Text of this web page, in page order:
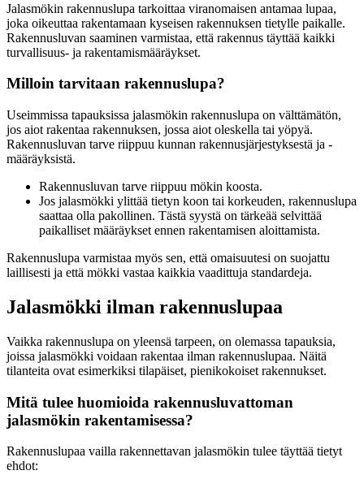
Jalasmökin rakennuslupa tarkoittaa viranomaisen antamaa lupaa,
joka oikeuttaa rakentamaan kyseisen rakennuksen tietylle paikalle.
Rakennusluvan saaminen varmistaa, että rakennus täyttää kaikki
turvallisuus- ja rakentamismääräykset.
Milloin tarvitaan rakennuslupa?
Useimmissa tapauksissa jalasmökin rakennuslupa on välttämätön,
jos aiot rakentaa rakennuksen, jossa aiot oleskella tai yöpyä.
Rakennusluvan tarve riippuu kunnan rakennusjärjestyksestä ja -
määräyksistä.
Rakennusluvan tarve riippuu mökin koosta.
Jos jalasmökki ylittää tietyn koon tai korkeuden, rakennuslupa
saattaa olla pakollinen. Tästä syystä on tärkeää selvittää
paikalliset määräykset ennen rakentamisen aloittamista.
Rakennuslupa varmistaa myös sen, että omaisuutesi on suojattu
laillisesti ja että mökki vastaa kaikkia vaadittuja standardeja.
Jalasmökki ilman rakennuslupaa
Vaikka rakennuslupa on yleensä tarpeen, on olemassa tapauksia,
joissa jalasmökki voidaan rakentaa ilman rakennuslupaa. Näitä
tilanteita ovat esimerkiksi tilapäiset, pienikokoiset rakennukset.
Mitä tulee huomioida rakennusluvattoman
jalasmökin rakentamisessa?
Rakennuslupaa vailla rakennettavan jalasmökin tulee täyttää tietyt
ehdot: